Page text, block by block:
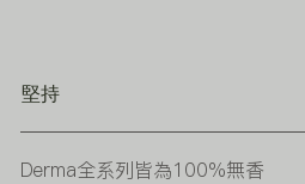
堅持
Derma全系列皆為100%無香